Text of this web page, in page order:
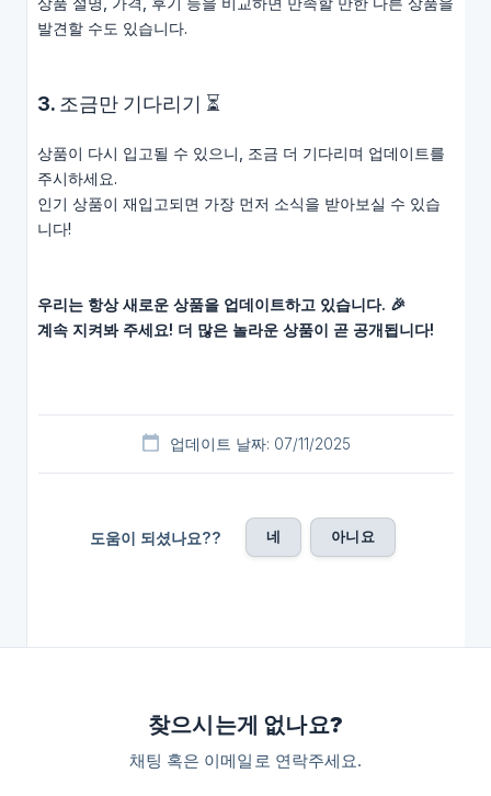
발견할 수도 있습니다.
3. 조금만 기다리기 ⏳
상품이 다시 입고될 수 있으니, 조금 더 기다리며 업데이트를
주시하세요.
인기 상품이 재입고되면 가장 먼저 소식을 받아보실 수 있습
니다!
우리는 항상 새로운 상품을 업데이트하고 있습니다. 🎉
계속 지켜봐 주세요! 더 많은 놀라운 상품이 곧 공개됩니다!
업데이트 날짜: 07/11/2025
도움이 되셨나요?? 네 아니요
찾으시는게 없나요?
채팅 혹은 이메일로 연락주세요.